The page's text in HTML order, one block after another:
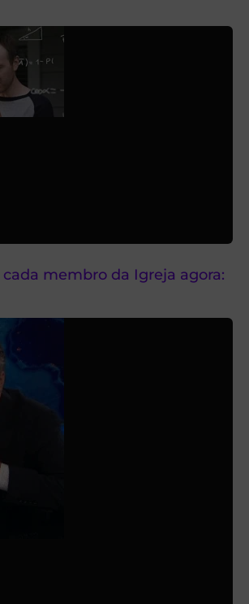
membro da Igreja agora: